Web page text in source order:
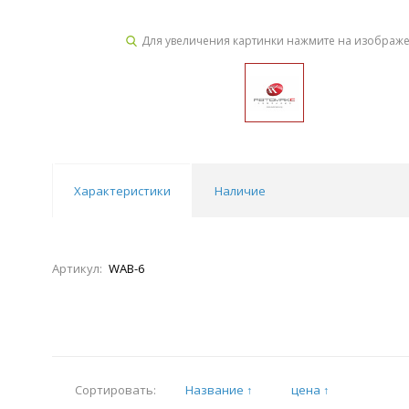
Для увеличения картинки нажмите на
Характеристики Наличие
Артикул: WAB-6
Сортировать: Название ↑ цена ↑